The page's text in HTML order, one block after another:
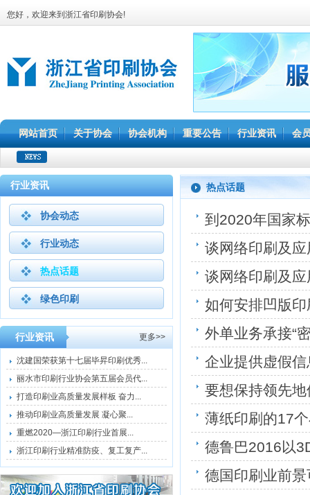
您好，欢迎来到浙江省印刷协会!
网站首页 关于协会 协会机构 重要公告 行业资讯 会
行业资讯
协会动态
行业动态
热点话题
绿色印刷
行业资讯 更多>>
沈建国荣获第十七届毕昇印刷优秀...
丽水市印刷行业协会第五届会员代...
打造印刷业高质量发展样板 奋力...
推动印刷业高质量发展 凝心聚...
重燃2020—浙江印刷行业首展...
浙江印刷行业精准防疫、复工复产...
热点话题
到2020年国家
谈网络印刷及
谈网络印刷及
如何安排凹版
外单业务承接“
企业提供虚假
要想保持领先
薄纸印刷的17
德鲁巴2016以
德国印刷业前